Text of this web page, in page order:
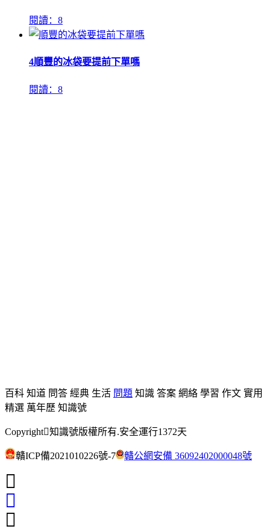
閱讀：8
4順豐的冰袋要提前下單嗎
閱讀：8
百科 知道 問答 經典 生活 問題 知識 答案 網絡 學習 作文 實用
精選 萬年歷 知識號
Copyright 知識號版權所有.安全運行1372天
贛ICP備2021010226號-7 贛公網安備 36092402000048號